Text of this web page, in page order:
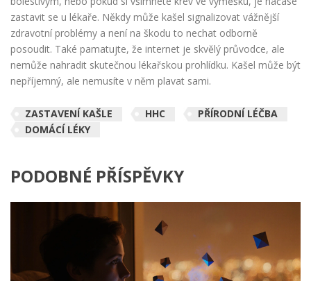
zastavit se u lékaře. Někdy může kašel signalizovat vážnější
zdravotní problémy a není na škodu to nechat odborně
posoudit. Také pamatujte, že internet je skvělý průvodce, ale
nemůže nahradit skutečnou lékařskou prohlídku. Kašel může být
nepříjemný, ale nemusíte v něm plavat sami.
ZASTAVENÍ KAŠLE HHC
PŘÍRODNÍ LÉČBA
DOMÁCÍ LÉKY
PODOBNÉ PŘÍSPĚVKY